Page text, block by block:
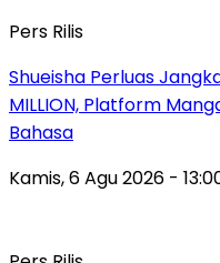
Pers Rilis
Shueisha Perluas
MILLION, Platform
Bahasa
Kamis, 6 Agu 2026 -